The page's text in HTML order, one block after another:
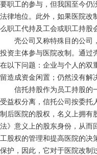
要职工的参与，但我国至今仍
法律地位。此外，如果医院改
么职工代持及工会或职工持股
壳公司又称特殊目的公司，
投资主体参与医院改制。通过
在以下问题：企业与个人的双
留造成资金闲置；仍然没有解
信托持股作为员工持股的一
受益权分离，信托公司按委托
制后医院的股权，名义上拥有
法》意义上的股东身份，从而
工股权的管理和提高医院的决
保护，因此，它对于医院改制